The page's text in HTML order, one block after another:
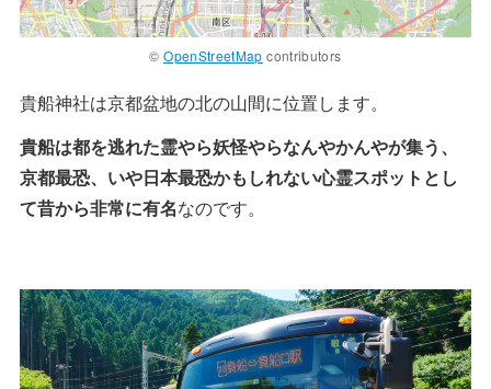
©OpenStreetMap contributors
貴船神社は京都盆地の北の山間に位置します。
貴船は都を逃れた霊やら妖怪やらなんやかんやが集う、
京都最恐、いや日本最恐かもしれない心霊スポットとし
て昔から非常に有名なのです。